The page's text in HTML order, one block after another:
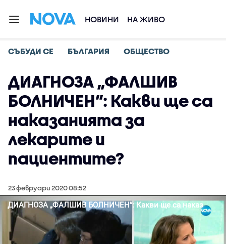
НОВИНИ НА ЖИВО
СЪБУДИ СЕ БЪЛГАРИЯ ОБЩЕСТВО
ДИАГНОЗА „ФАЛШИВ
БОЛНИЧЕН”: Какви ще са
наказанията за
лекарите и
пациентите?
23 февруари 2020 08:52